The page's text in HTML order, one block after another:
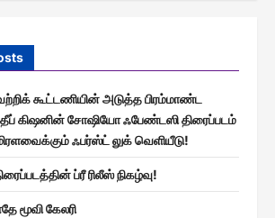
கூட்டணியின் அடுத்த பிரம்மாண்ட
கிஷனின் சோஷியோ ஃபேண்டஸி திரைப்படம்
மிரளவைக்கும் ஃபர்ஸ்ட் லுக் வெளியீடு!
ப்ரீ ரிலீஸ் நிகழ்வு!
மூவி கேலரி